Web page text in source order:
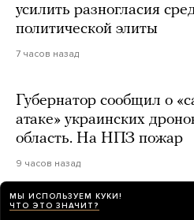
усилить разногласия
политической элиты
7 часов назад
Губернатор сообщил о
атаке» украинских
область. На НПЗ пожар
9 часов назад
Джанни Инфантино
МЫ ИСПОЛЬЗУЕМ КУКИ!
ЧТО ЭТО ЗНАЧИТ?